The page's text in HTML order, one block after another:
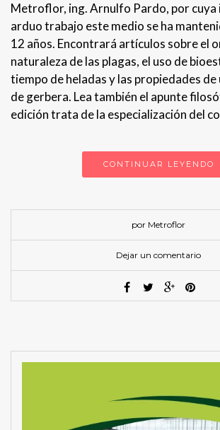
Metroflor, ing. Arnulfo Pardo, por cuya
arduo trabajo este medio se ha
12 años. Encontrará artículos sobre el
naturaleza de las plagas, el uso de
tiempo de heladas y las propiedades de
de gerbera. Lea también el apunte
edición trata de la especialización del
CONTINUAR LEYENDO
por Metroflor
Dejar un comentario